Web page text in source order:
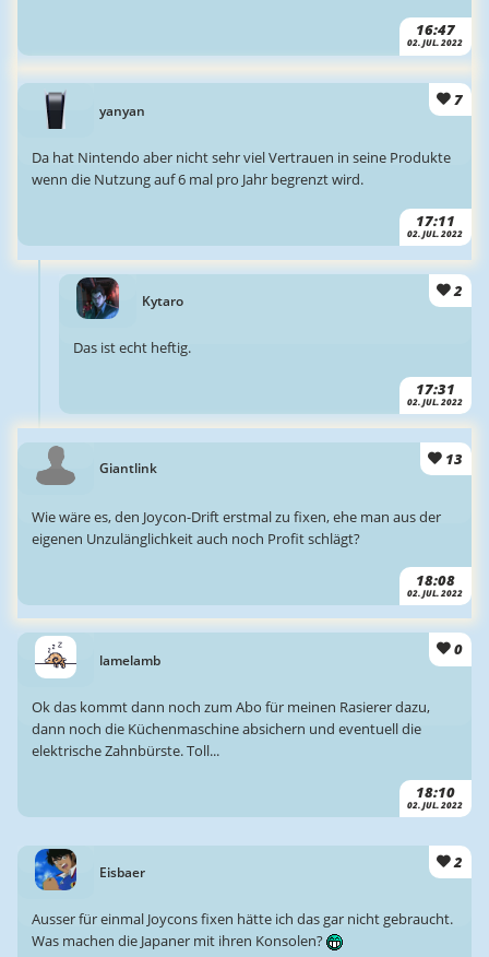
16:47
02. JUL. 2022
yanyan
7
17:11
02. JUL. 2022
Da hat Nintendo aber nicht sehr viel Vertrauen in seine Produkte
wenn die Nutzung auf 6 mal pro Jahr begrenzt wird.
Kytaro
2
17:31
02. JUL. 2022
Das ist echt heftig.
Giantlink 13
18:08
02. JUL. 2022
Wie wäre es, den Joycon-Drift erstmal zu fixen, ehe man aus der
eigenen Unzulänglichkeit auch noch Profit schlägt?
lamelamb
0
18:10
02. JUL. 2022
Ok das kommt dann noch zum Abo für meinen Rasierer dazu,
dann noch die Küchenmaschine absichern und eventuell die
elektrische Zahnbürste. Toll...
Eisbaer
2
Ausser für einmal Joycons fixen hätte ich das gar nicht gebraucht.
Was machen die Japaner mit ihren Konsolen?